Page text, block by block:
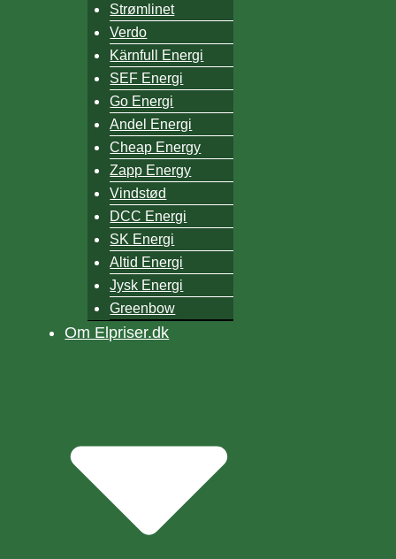
Strømlinet
Verdo
Kärnfull Energi
SEF Energi
Go Energi
Andel Energi
Cheap Energy
Zapp Energy
Vindstød
DCC Energi
SK Energi
Altid Energi
Jysk Energi
Greenbow
Om Elpriser.dk